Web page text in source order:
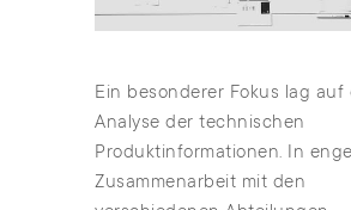
Ein besonderer Fokus lag auf
Analyse der technischen
Produktinformationen. In
Zusammenarbeit mit den